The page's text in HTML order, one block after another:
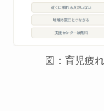
図：育児疲